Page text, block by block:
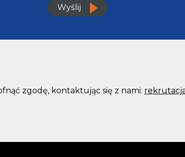
Wyślij
zgodę, kontaktując się z nami: